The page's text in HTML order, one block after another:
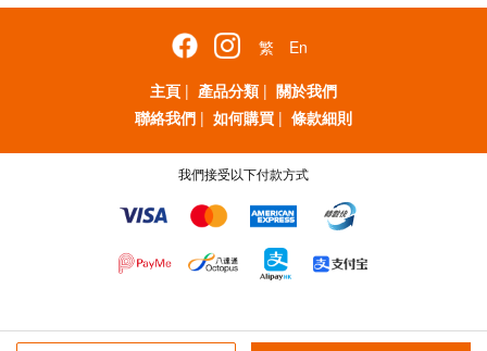
繁
En
主頁 | 產品分類 | 關於我們
聯絡我們 | 如何購買 | 條款細則
我們接受以下付款方式